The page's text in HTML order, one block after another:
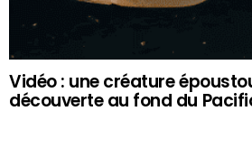
Vidéo : une créature
découverte au fond du